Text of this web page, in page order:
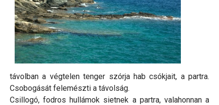
távolban a végtelen tenger szórja hab csókjait, a partra.
Csobogását felemészti a távolság.
Csillogó, fodros hullámok sietnek a partra, valahonnan a